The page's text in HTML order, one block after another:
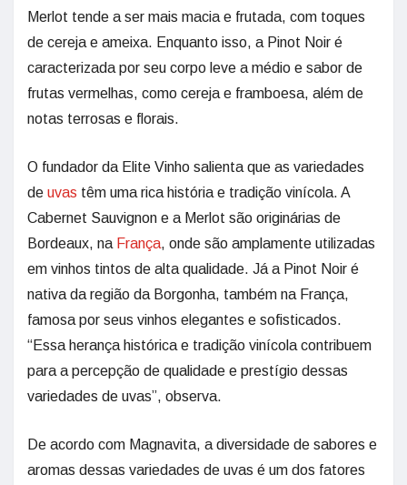
Merlot tende a ser mais macia e frutada, com toques
de cereja e ameixa. Enquanto isso, a Pinot Noir é
caracterizada por seu corpo leve a médio e sabor de
frutas vermelhas, como cereja e framboesa, além de
notas terrosas e florais.
O fundador da Elite Vinho salienta que as variedades
de uvas têm uma rica história e tradição vinícola. A
Cabernet Sauvignon e a Merlot são originárias de
Bordeaux, na França, onde são amplamente utilizadas
em vinhos tintos de alta qualidade. Já a Pinot Noir é
nativa da região da Borgonha, também na França,
famosa por seus vinhos elegantes e sofisticados.
“Essa herança histórica e tradição vinícola contribuem
para a percepção de qualidade e prestígio dessas
variedades de uvas”, observa.
De acordo com Magnavita, a diversidade de sabores e
aromas dessas variedades de uvas é um dos fatores